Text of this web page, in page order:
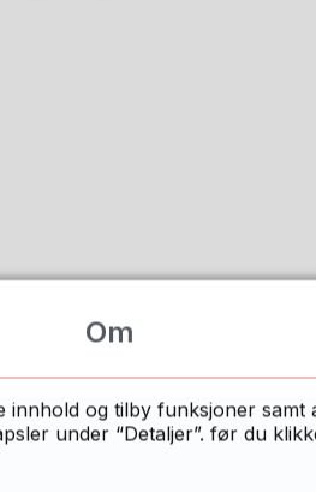
i oktober 2026.
Om
og tilby funksjoner samt
under “Detaljer”. før du